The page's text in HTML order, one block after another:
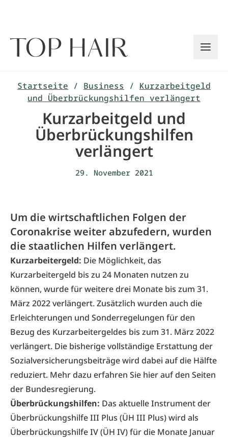
Startseite / Business / Kurzarbeitgeld
und Überbrückungshilfen verlängert
Kurzarbeitgeld und
Überbrückungshilfen
verlängert
29. November 2021
Um die wirtschaftlichen Folgen der
Coronakrise weiter abzufedern, wurden
die staatlichen Hilfen verlängert.
Kurzarbeitergeld: Die Möglichkeit, das
Kurzarbeitergeld bis zu 24 Monaten nutzen zu
können, wurde für weitere drei Monate bis zum 31.
März 2022 verlängert. Zusätzlich wurden auch die
Erleichterungen und Sonderregelungen für den
Bezug des Kurzarbeitergeldes bis zum 31. März 2022
verlängert. Die bisherige vollständige Erstattung der
Sozialversicherungsbeiträge wird dabei auf die Hälfte
reduziert. Mehr dazu erfahren Sie hierauf den Seiten
der Bundesregierung.
Überbrückungshilfen: Das aktuelle Instrument der
Überbrückungshilfe III Plus (ÜH III Plus) wird als
Überbrückungshilfe IV (ÜH IV) für die Monate Januar